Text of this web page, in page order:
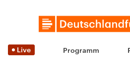
Live Programm